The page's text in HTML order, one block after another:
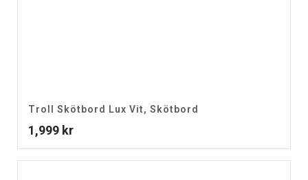
Troll Skötbord Lux Vit, Skötbord
1,999 kr